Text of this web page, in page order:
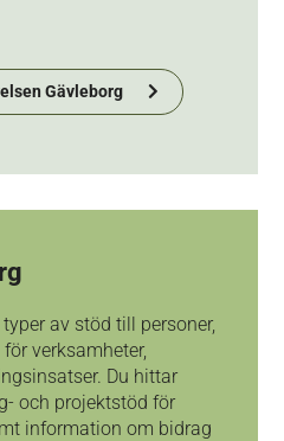
Gävleborg
av stöd till personer,
verksamheter,
Du hittar
och projektstöd för
information om bidrag